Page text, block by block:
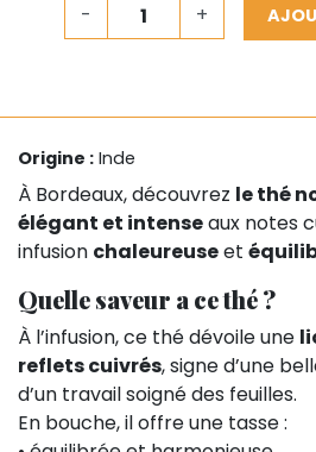
- +
Origine : Inde
À Bordeaux, découvrez le thé
élégant et intenseaux notes
infusion chaleureuseet
Quelle saveur a ce thé ?
À l’infusion, ce thé dévoile une
reflets cuivrés, signe d’une
d’un travail soigné des feuilles.
En bouche, il offre une tasse :